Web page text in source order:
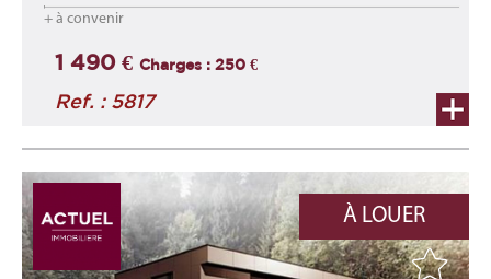
d'écoles, des transports en commun et proche des axes
autoroutiers.
+ à convenir
1 490 € Charges : 250 €
Ref. : 5817
À LOUER